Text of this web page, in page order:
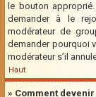
le bouton
demander à le
modérateur de
demander pourquoi
modérateur s’il
Haut
» Comment